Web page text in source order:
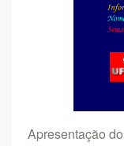
Apresentação